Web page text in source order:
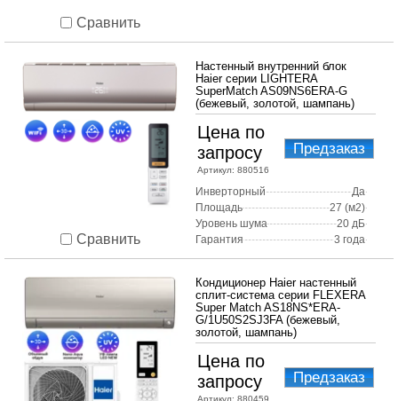
Сравнить
Сравнить
Настенный внутренний блок
Haier серии LIGHTERA
SuperMatch AS09NS6ERA-G
(бежевый, золотой, шампань)
Цена по
запросу
Артикул: 880516
Предзаказ
Инверторный
Да
Площадь
27 (м2)
Уровень шума
20 дБ
Гарантия
3 года
Кондиционер Haier настенный
сплит-система серии FLEXERA
Super Match AS18NS*ERA-
G/1U50S2SJ3FA (бежевый,
золотой, шампань)
Цена по
запросу
Артикул: 880459
Предзаказ